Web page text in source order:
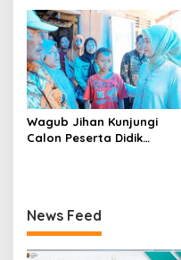
Organisasi dan Pelayanan
Polri Presisi
Wagub Jihan Kunjungi
Calon Peserta Didik
Masa Depan
News Feed